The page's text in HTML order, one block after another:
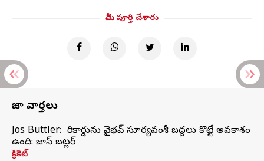
మీరు పూర్తి చేశారు
తాజా వార్తలు
Jos Buttler: నా రికార్డును వైభవ్ సూర్యవంశీ బద్దలు కొట్టే అవకాశం
ఉంది: జాస్ బట్లర్
క్రికెట్